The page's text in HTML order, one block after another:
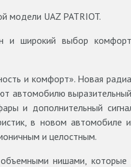
модели UAZ PATRIOT.
и широкий выбор
и комфорт». Новая
автомобилю
и дополнительный
в новом автомобиле
и целостным.
нишами,